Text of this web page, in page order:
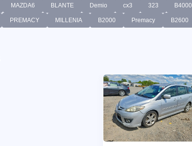
MAZDA6 BLANTE Demio cx3 323 B4000
PREMACY MILLENIA B2000 Premacy B2600